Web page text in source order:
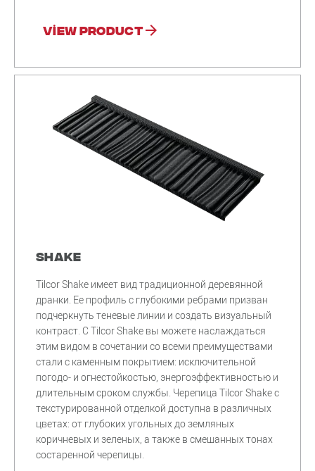
View product
Shake
Tilcor Shake имеет вид традиционной деревянной
дранки. Ее профиль с глубокими ребрами призван
подчеркнуть теневые линии и создать визуальный
контраст. С Tilcor Shake вы можете наслаждаться
этим видом в сочетании со всеми преимуществами
стали с каменным покрытием: исключительной
погодо- и огнестойкостью, энергоэффективностью и
длительным сроком службы. Черепица Tilcor Shake с
текстурированной отделкой доступна в различных
цветах: от глубоких угольных до земляных
коричневых и зеленых, а также в смешанных тонах
состаренной черепицы.